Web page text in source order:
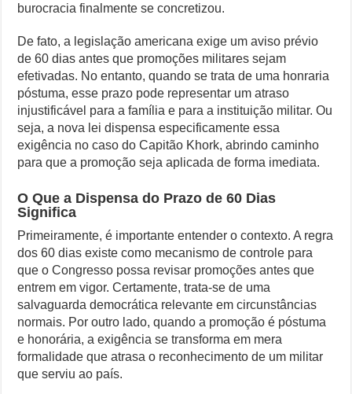
burocracia finalmente se concretizou.
De fato, a legislação americana exige um aviso prévio
de 60 dias antes que promoções militares sejam
efetivadas. No entanto, quando se trata de uma honraria
póstuma, esse prazo pode representar um atraso
injustificável para a família e para a instituição militar. Ou
seja, a nova lei dispensa especificamente essa
exigência no caso do Capitão Khork, abrindo caminho
para que a promoção seja aplicada de forma imediata.
O Que a Dispensa do Prazo de 60 Dias
Significa
Primeiramente, é importante entender o contexto. A regra
dos 60 dias existe como mecanismo de controle para
que o Congresso possa revisar promoções antes que
entrem em vigor. Certamente, trata-se de uma
salvaguarda democrática relevante em circunstâncias
normais. Por outro lado, quando a promoção é póstuma
e honorária, a exigência se transforma em mera
formalidade que atrasa o reconhecimento de um militar
que serviu ao país.